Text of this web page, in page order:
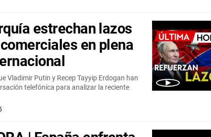
estrechan lazos
en plena
Vladimir Putin y Recep Tayyip Erdogan han
telefónica para analizar la reciente